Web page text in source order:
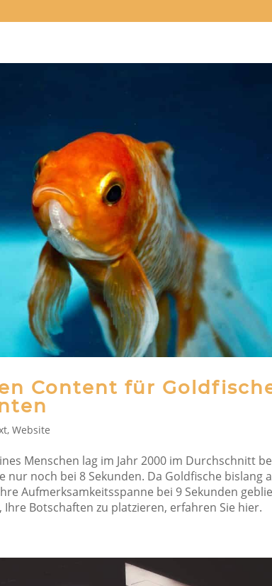
Content für
, Website
Menschen lag im Jahr 2000 im Durchschnitt
nur noch bei 8 Sekunden. Da Goldfische bislang
Aufmerksamkeitsspanne bei 9 Sekunden
Botschaften zu platzieren, erfahren Sie hier.